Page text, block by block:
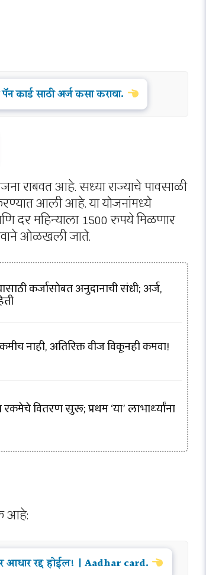
कार्ड साठी अर्ज कसा करावा.
राबवत आहे. सध्या राज्याचे पावसाळी
आली आहे. या योजनांमध्ये
दर महिन्याला 1500 रुपये मिळणार
ओळखली जाते.
कर्जासोबत अनुदानाची संधी; अर्ज,
नाही, अतिरिक्त वीज विकूनही कमवा!
वितरण सुरू; प्रथम ‘या’ लाभार्थ्यांना
आहे:
आधार रद्द होईल! | Aadhar card.